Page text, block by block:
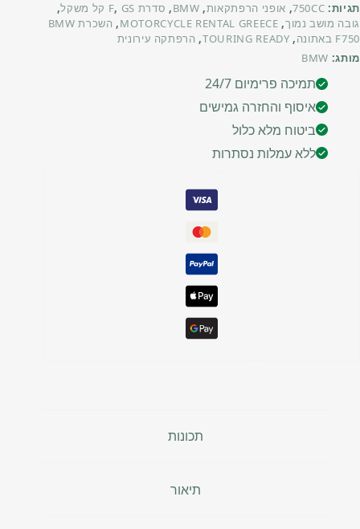
תגיות: 750CC
, אופני הרפתקאות,
BMW
, סדרת F , GS קל משקל
,
גובה מושב נמוך,
MOTORCYCLE RENTAL GREECE
,
השכרת BMW
F750 באתונה
,
TOURING READY
, הרפתקה עירונית
מותג: BMW
תמיכה פרימיום 24/7
איסוף והחזרה גמישים
ביטוח מלא כלול
ללא עמלות נסתרות
תכונות
תיאור